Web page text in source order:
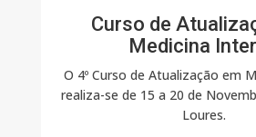
Curso de
Medicina
O 4º Curso de Atualização em
realiza-se de 15 a 20 de
Loures.